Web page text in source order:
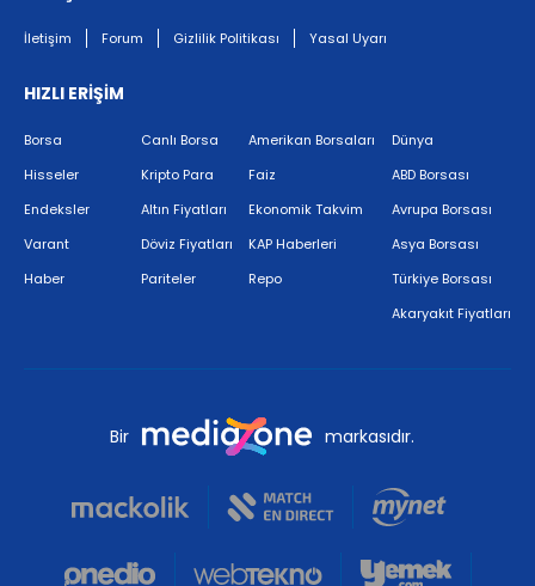
İletişim Forum Gizlilik Politikası Yasal Uyarı
HIZLI ERİŞİM
Borsa
Hisseler
Endeksler
Varant
Haber
Canlı Borsa
Kripto Para
Altın Fiyatları
Döviz Fiyatları
Pariteler
Amerikan Borsaları
Faiz
Ekonomik Takvim
KAP Haberleri
Repo
Dünya
ABD Borsası
Avrupa Borsası
Asya Borsası
Türkiye Borsası
Akaryakıt Fiyatları
Bir markasıdır.